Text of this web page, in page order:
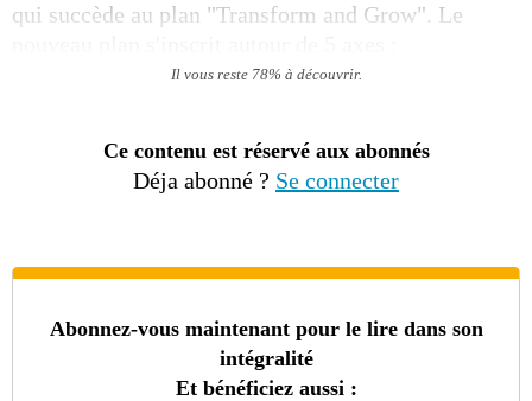
qui succède au plan "Transform and Grow". Le
Il vous reste 78% à découvrir.
Ce contenu est réservé aux abonnés
Déja abonné ? Se connecter
Abonnez-vous maintenant pour le lire dans son
intégralité
Et bénéficiez aussi :